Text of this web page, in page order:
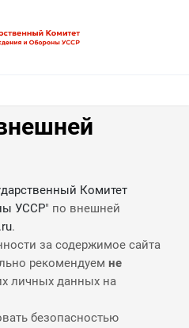
Комитет
УССР" по внешней
.
за содержимое сайта
рекомендуем не
личных данных на
безопасностью